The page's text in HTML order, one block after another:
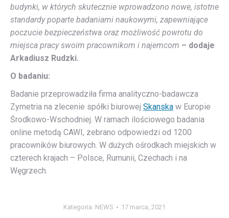
budynki, w których skutecznie wprowadzono nowe, istotne
standardy poparte badaniami naukowymi, zapewniające
poczucie bezpieczeństwa oraz możliwość powrotu do
miejsca pracy swoim pracownikom i najemcom – dodaje
Arkadiusz Rudzki.
O badaniu:
Badanie przeprowadziła firma analityczno-badawcza
Zymetria na zlecenie spółki biurowej Skanska w Europie
Środkowo-Wschodniej. W ramach ilościowego badania
online metodą CAWI, zebrano odpowiedzi od 1200
pracowników biurowych. W dużych ośrodkach miejskich w
czterech krajach – Polsce, Rumunii, Czechach i na
Węgrzech.
Kategoria: NEWS 17 marca, 2021